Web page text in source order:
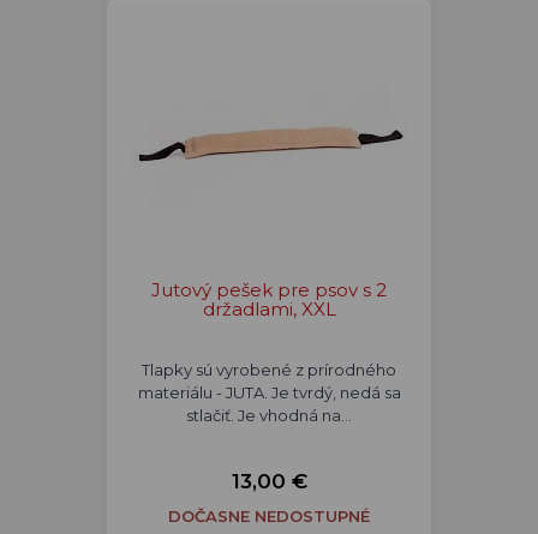
Jutový pešek pre psov s 2
držadlami, XXL
Tlapky sú vyrobené z prírodného
materiálu - JUTA. Je tvrdý, nedá sa
stlačiť. Je vhodná na…
13,00 €
DOČASNE NEDOSTUPNÉ